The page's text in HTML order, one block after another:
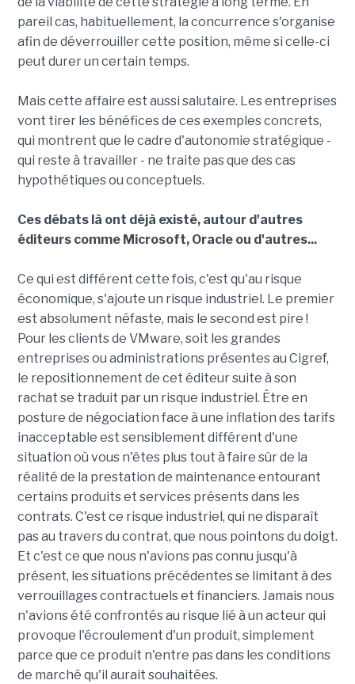
pareil cas, habituellement, la concurrence s'organise
afin de déverrouiller cette position, même si celle-ci
peut durer un certain temps.
Mais cette affaire est aussi salutaire. Les entreprises
vont tirer les bénéfices de ces exemples concrets,
qui montrent que le cadre d'autonomie stratégique -
qui reste à travailler - ne traite pas que des cas
hypothétiques ou conceptuels.
Ces débats là ont déjà existé, autour d'autres
éditeurs comme Microsoft, Oracle ou d'autres...
Ce qui est différent cette fois, c'est qu'au risque
économique, s'ajoute un risque industriel. Le premier
est absolument néfaste, mais le second est pire !
Pour les clients de VMware, soit les grandes
entreprises ou administrations présentes au Cigref,
le repositionnement de cet éditeur suite à son
rachat se traduit par un risque industriel. Être en
posture de négociation face à une inflation des tarifs
inacceptable est sensiblement différent d'une
situation où vous n'êtes plus tout à faire sûr de la
réalité de la prestation de maintenance entourant
certains produits et services présents dans les
contrats. C'est ce risque industriel, qui ne disparaît
pas au travers du contrat, que nous pointons du doigt.
Et c'est ce que nous n'avions pas connu jusqu'à
présent, les situations précédentes se limitant à des
verrouillages contractuels et financiers. Jamais nous
n'avions été confrontés au risque lié à un acteur qui
provoque l'écroulement d'un produit, simplement
parce que ce produit n'entre pas dans les conditions
de marché qu'il aurait souhaitées.